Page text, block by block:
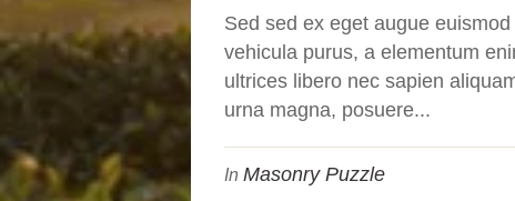
Sed sed ex eget augue
vehicula purus, a elementum
ultrices libero nec sapien
urna magna, posuere...
In Masonry Puzzle